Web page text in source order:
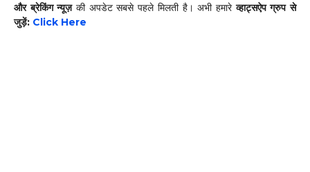
और ब्रेकिंग न्यूज़की अपडेट सबसे पहले मिलती है। अभी हमारेव्हाट्सऐप ग्रुप से
जुड़ें: Click Here